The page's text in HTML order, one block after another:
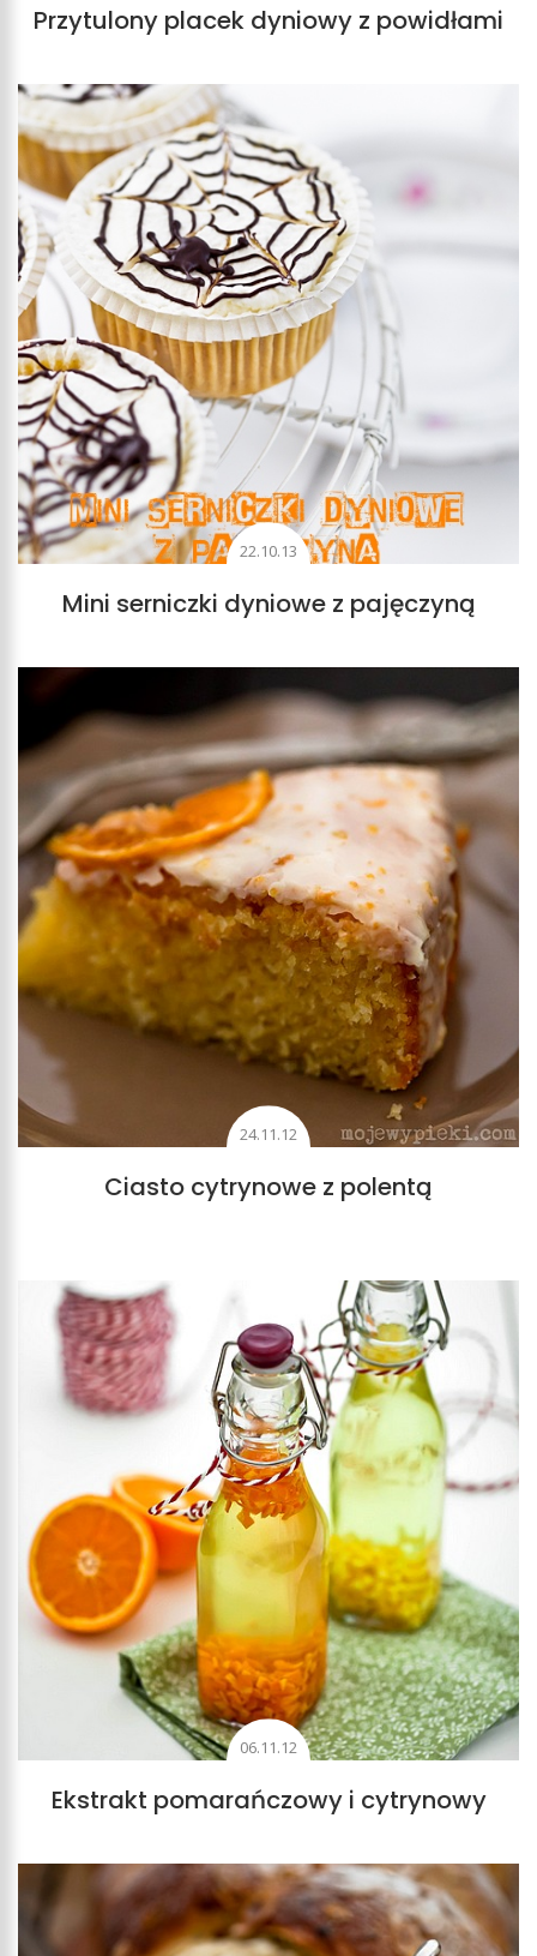
Przytulony placek dyniowy z powidłami
22.10.13
Mini serniczki dyniowe z pajęczyną
24.11.12
Ciasto cytrynowe z polentą
06.11.12
Ekstrakt pomarańczowy i cytrynowy